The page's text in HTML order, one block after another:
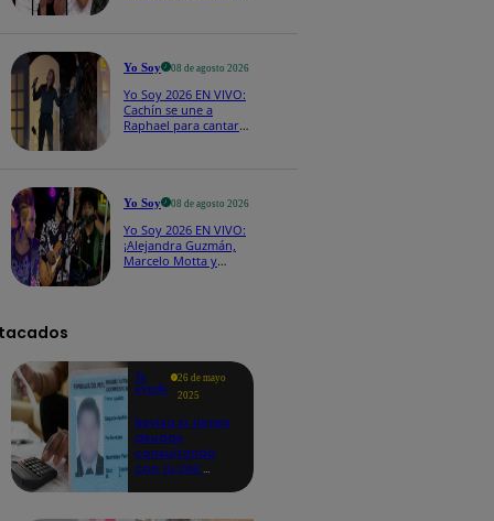
Yo Soy 08 de agosto 2026
Yo Soy 2026 EN VIVO:
Cachín se une a
Raphael para cantar
Yo Soy 08 de agosto 2026
Yo Soy 2026 EN VIVO:
¡Alejandra Guzmán,
Marcelo Motta y
Te
ayudo
26 de mayo
2025
Revisa si tienes
deudas
consultando
con tu DNI: